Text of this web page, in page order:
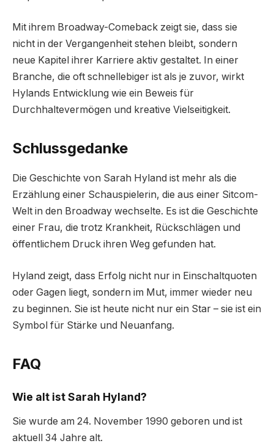
Mit ihrem Broadway-Comeback zeigt sie, dass sie
nicht in der Vergangenheit stehen bleibt, sondern
neue Kapitel ihrer Karriere aktiv gestaltet. In einer
Branche, die oft schnellebiger ist als je zuvor, wirkt
Hylands Entwicklung wie ein Beweis für
Durchhaltevermögen und kreative Vielseitigkeit.
Schlussgedanke
Die Geschichte von Sarah Hyland ist mehr als die
Erzählung einer Schauspielerin, die aus einer Sitcom-
Welt in den Broadway wechselte. Es ist die Geschichte
einer Frau, die trotz Krankheit, Rückschlägen und
öffentlichem Druck ihren Weg gefunden hat.
Hyland zeigt, dass Erfolg nicht nur in Einschaltquoten
oder Gagen liegt, sondern im Mut, immer wieder neu
zu beginnen. Sie ist heute nicht nur ein Star – sie ist ein
Symbol für Stärke und Neuanfang.
FAQ
Wie alt ist Sarah Hyland?
Sie wurde am 24. November 1990 geboren und ist
aktuell 34 Jahre alt.